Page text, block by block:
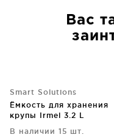
Вас
Smart Solutions
Ёмкость для хранения
крупы Irmel 3.2 L
В наличии 15 шт.